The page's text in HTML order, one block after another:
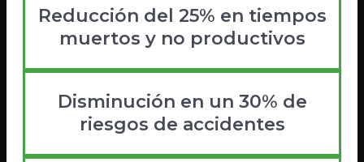
Reducción del 25% en tiempos
muertos y no productivos
Disminución en un 30% de
riesgos de accidentes